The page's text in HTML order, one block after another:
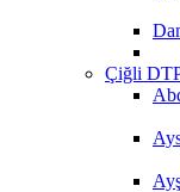
Çiğli